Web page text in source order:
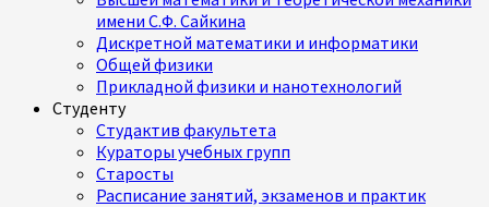
имени С.Ф. Сайкина
Дискретной математики и информатики
Общей физики
Прикладной физики и нанотехнологий
Студенту
Студактив факультета
Кураторы учебных групп
Старосты
Расписание занятий, экзаменов и практик